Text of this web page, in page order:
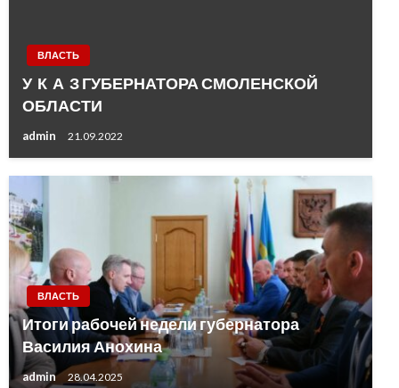
ВЛАСТЬ
У К А З ГУБЕРНАТОРА СМОЛЕНСКОЙ
ОБЛАСТИ
admin 21.09.2022
ВЛАСТЬ
Итоги рабочей недели губернатора
Василия Анохина
admin 28.04.2025